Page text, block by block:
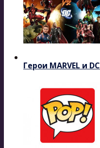
Герои MARVEL и DC